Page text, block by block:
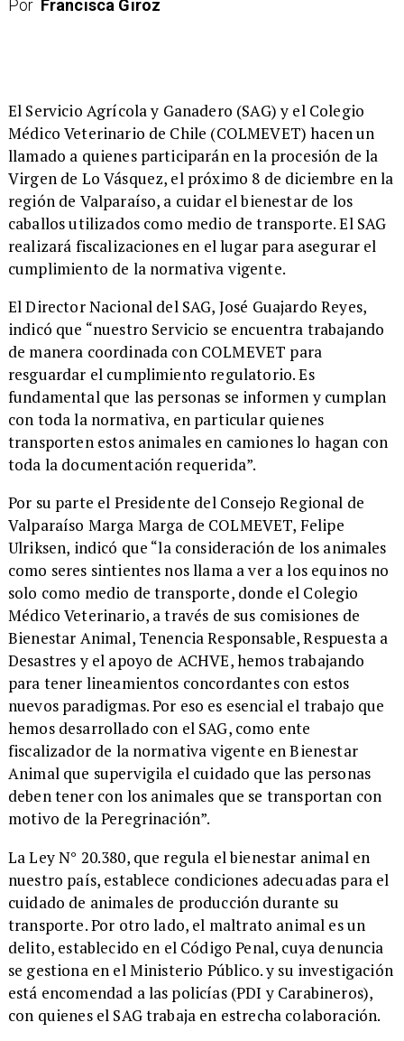
Por Francisca Giroz
​El Servicio Agrícola y Ganadero (SAG) y el Colegio
Médico Veterinario de Chile (COLMEVET) hacen un
llamado a quienes participarán en la procesión de la
Virgen de Lo Vásquez, el próximo 8 de diciembre en la
región de Valparaíso, a cuidar el bienestar de los
caballos utilizados como medio de transporte. El SAG
realizará fiscalizaciones en el lugar para asegurar el
cumplimiento de la normativa vigente.
​El Director Nacional del SAG, José Guajardo Reyes,
indicó que “nuestro Servicio se encuentra trabajando
de manera coordinada con COLMEVET para
resguardar el cumplimiento regulatorio. Es
fundamental que las personas se informen y cumplan
con toda la normativa, en particular quienes
transporten estos animales en camiones lo hagan con
toda la documentación requerida”.
​Por su parte el Presidente del Consejo Regional de
Valparaíso Marga Marga de COLMEVET, Felipe
Ulriksen, indicó que “la consideración de los animales
como seres sintientes nos llama a ver a los equinos no
solo como medio de transporte, donde el Colegio
Médico Veterinario, a través de sus comisiones de
Bienestar Animal, Tenencia Responsable, Respuesta a
Desastres y el apoyo de ACHVE, hemos trabajando
para tener lineamientos concordantes con estos
nuevos paradigmas. Por eso es esencial el trabajo que
hemos desarrollado con el SAG, como ente
fiscalizador de la normativa vigente en Bienestar
Animal que supervigila el cuidado que las personas
deben tener con los animales que se transportan con
motivo de la Peregrinación”.
​La Ley N° 20.380, que regula el bienestar animal en
nuestro país, establece condiciones adecuadas para el
cuidado de animales de producción durante su
transporte. Por otro lado, el maltrato animal es un
delito, establecido en el Código Penal, cuya denuncia
se gestiona en el Ministerio Público. y su investigación
está encomendad a las policías (PDI y Carabineros),
con quienes el SAG trabaja en estrecha colaboración.